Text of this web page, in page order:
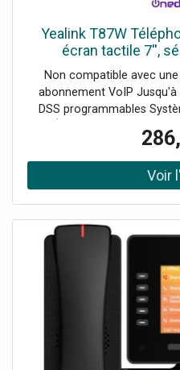
Yealink T87W
écran tactile 7'',
connectivité
Non compatible avec
abonnement VoIP
DSS programmables
suppression de bruit
Conférences locales
bande et Bluetooth 5.0
USB-A et USB-C Sécurité